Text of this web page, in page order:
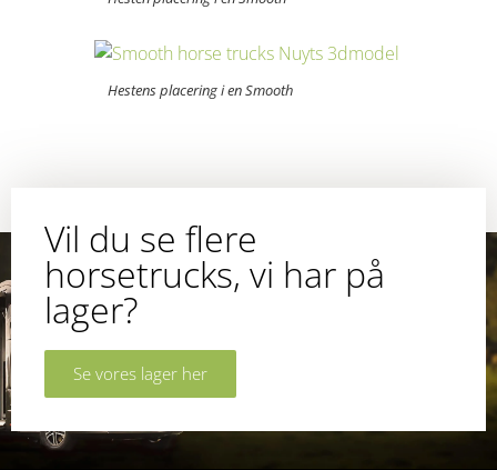
Hestens placering i en Smooth
Vil du se flere
horsetrucks, vi har på
lager?
Se vores lager her